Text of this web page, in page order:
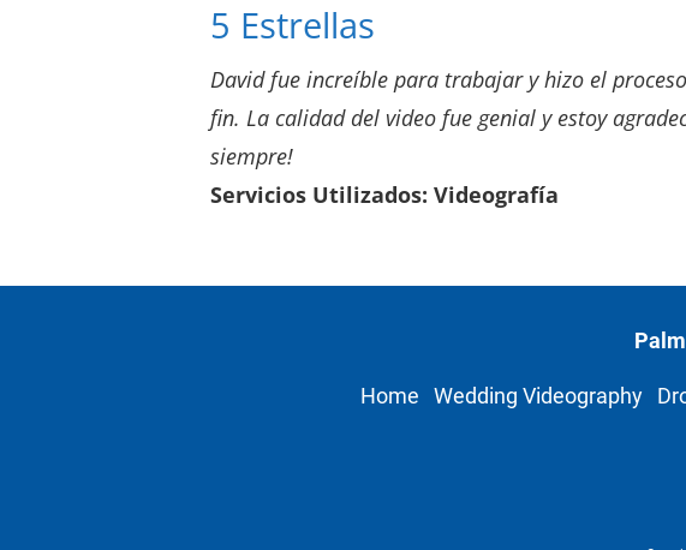
5 Estrellas
David fue increíble para trabajar y hizo el
fin. La calidad del video fue genial y estoy
siempre!
Servicios Utilizados: Videografía
Home Wedding Videography